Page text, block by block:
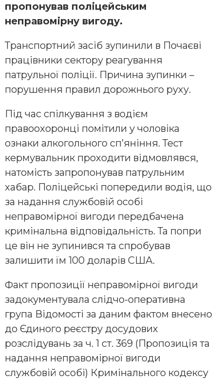
пропонував поліцейським
неправомірну вигоду.
Транспортний засіб зупинили в Почаєві
працівники сектору реагування
патрульної поліції. Причина зупинки –
порушення правил дорожнього руху.
Під час спілкування з водієм
правоохоронці помітили у чоловіка
ознаки алкогольного сп’яніння. Тест
кермувальник проходити відмовлявся,
натомість запропонував патрульним
хабар. Поліцейські попередили водія, що
за надання службовій особі
неправомірної вигоди передбачена
кримінальна відповідальність. Та попри
це він не зупинився та спробував
залишити їм 100 доларів США.
Факт пропозиції неправомірної вигоди
задокументувала слідчо-оперативна
група Відомості за даним фактом внесено
до Єдиного реєстру досудових
розслідувань за ч. 1 ст. 369 (Пропозиція та
надання неправомірної вигоди
службовій особі) Кримінального кодексу